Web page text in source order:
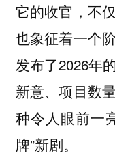
它的收官，不
也象征着一个
发布了2026年
新意、项目数
种令人眼前一
牌”新剧。